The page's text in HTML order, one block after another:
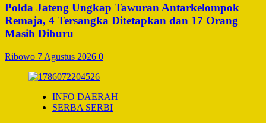
Polda Jateng Ungkap Tawuran Antarkelompok
Remaja, 4 Tersangka Ditetapkan dan 17 Orang
Masih Diburu
Ribowo 7 Agustus 2026 0
INFO DAERAH
SERBA SERBI